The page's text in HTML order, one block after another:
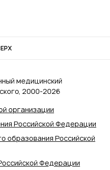
организации
Российской Федерации
образования Российской
Федерации
медицинский
2000‑2026